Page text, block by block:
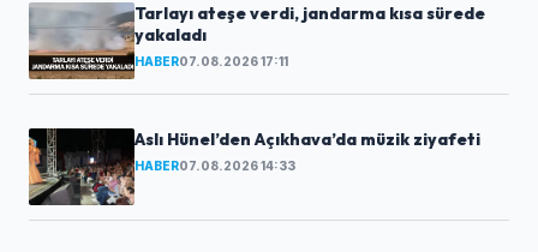
Tarlayı ateşe verdi, jandarma kısa sürede
yakaladı
HABER07.08.2026 17:11
Aslı Hünel’den Açıkhava’da müzik ziyafeti
HABER07.08.2026 14:33